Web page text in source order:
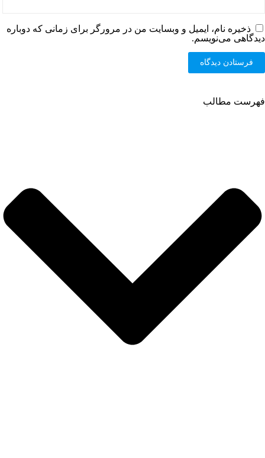
ذخیره نام، ایمیل و وبسایت من در مرورگر برای زمانی که دوباره
دیدگاهی می‌نویسم.
فهرست مطالب